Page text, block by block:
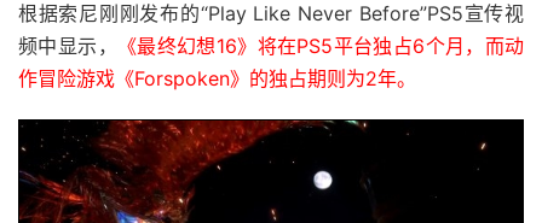
根据索尼刚刚发布的“Play Like Never Before”PS5宣传视
频中显示，
《最终幻想16》将在PS5平台独占6个月，而动
作冒险游戏《Forspoken》的独占期则为2年。